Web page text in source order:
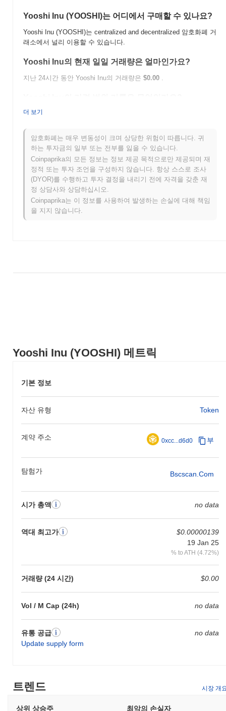
Yooshi Inu (YOOSHI) 메트릭
기본 정보
자산 유형 Token
계약 주소 0xcc...d6d0 부
탐험가 Bscscan.com
시가 총액 no data
역대 최고가
$0.00000139
19 Jan 25
% to ATH (4.72%)
거래량 (24 시간) $0.00
Vol / M Cap (24h) no data
유통 공급
Update supply form
no data
Yooshi Inu (YOOSHI)는 어디에서 구매할 수 있나요?
Yooshi Inu (YOOSHI)는 centralized and decentralized 암호화폐 거
래소에서 널리 이용할 수 있습니다.
Yooshi Inu의 현재 일일 거래량은 얼마인가요?
지난 24시간 동안 Yooshi Inu의 거래량은 $0.00 .
역대 최고가(ATH):
Yooshi Inu는 현재 ATH보다~4.50%낮게 거래되고 있습니다 .
Yooshi Inu는 더 넓은 암호화폐 시장과 비교하여 어떤
성과를 내고 있나요?
지난 7일 동안 Yooshi Inu는0.00%
한 전체 암호화폐 시장을 앞질렀습니다. 이는 더 넓은 시장 모멘텀
과 비교하여 YOOSHI의 가격 움직임에서 강력한 성과를 나타냅니
다.
더 보기
암호화폐는 매우 변동성이 크며 상당한 위험이 따릅니다. 귀
하는 투자금의 일부 또는 전부를 잃을 수 있습니다.
Coinpaprika의 모든 정보는 정보 제공 목적으로만 제공되며 재
정적 또는 투자 조언을 구성하지 않습니다. 항상 스스로 조사
(DYOR)를 수행하고 투자 결정을 내리기 전에 자격을 갖춘 재
정 상담사와 상담하십시오.
Coinpaprika는 이 정보를 사용하여 발생하는 손실에 대해 책임
을 지지 않습니다.
트렌드 시장 개
상위 상승주 최악의 손실자